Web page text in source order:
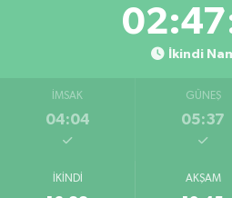
İkindi
İMSAK
04:04
GÜNEŞ
05:37
İKINDI AKŞAM